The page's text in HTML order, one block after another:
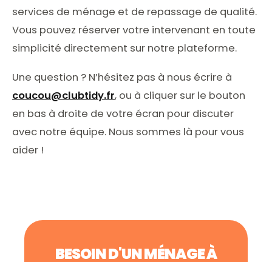
services de ménage et de repassage de qualité.
Vous pouvez réserver votre intervenant en toute
simplicité directement sur notre plateforme.
Une question ? N’hésitez pas à nous écrire à
coucou@clubtidy.fr, ou à cliquer sur le bouton
en bas à droite de votre écran pour discuter
avec notre équipe. Nous sommes là pour vous
aider !
BESOIN D'UN MÉNAGE À